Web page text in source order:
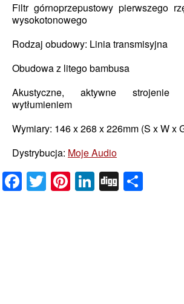
Filtr górnoprzepustowy pierwszego
wysokotonowego
Rodzaj obudowy: Linia transmisyjna
Obudowa z litego bambusa
Akustyczne, aktywne strojenie
wytłumieniem
Wymiary: 146 x 268 x 226mm (S x W x
Dystrybucja: Moje Audio
Facebook
Twitter
Pinterest
LinkedIn
Digg